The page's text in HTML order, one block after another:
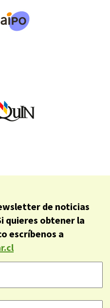
de noticias
quieres obtener la
escríbenos a